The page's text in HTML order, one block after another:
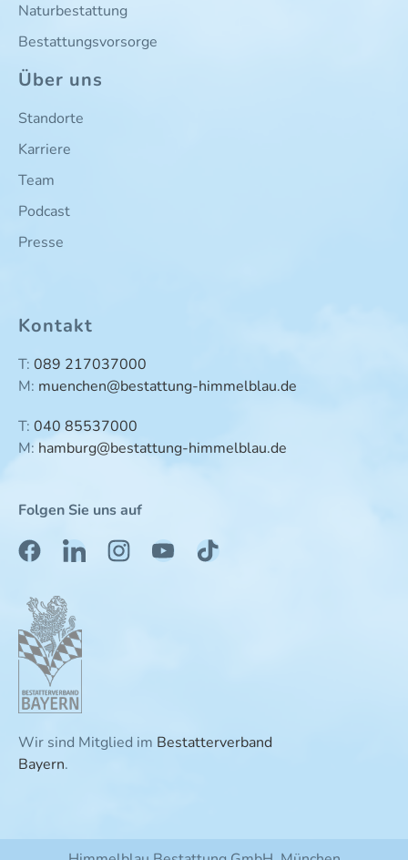
Naturbestattung
Bestattungsvorsorge
Über uns
Standorte
Karriere
Team
Podcast
Presse
Kontakt
T: 089 217037000
M: muenchen@bestattung-himmelblau.de
T: 040 85537000
M: hamburg@bestattung-himmelblau.de
Folgen Sie uns auf
Wir sind Mitglied im Bestatterverband
Bayern.